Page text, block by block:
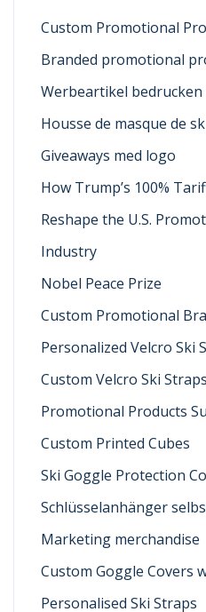
Custom Promotional
Branded promotional
Werbeartikel bedrucken
Housse de masque de
Giveaways med logo
How Trump’s 100%
Reshape the U.S.
Industry
Nobel Peace Prize
Custom Promotional
Personalized Velcro Ski
Custom Velcro Ski Straps
Promotional Products
Custom Printed Cubes
Ski Goggle Protection
Schlüsselanhänger
Marketing merchandise
Custom Goggle Covers
Personalised Ski Straps